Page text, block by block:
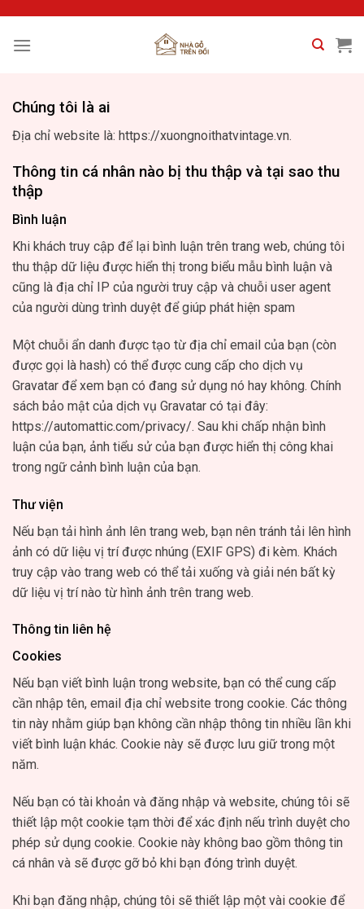
content
Chúng tôi là ai
Địa chỉ website là: https://xuongnoithatvintage.vn.
Thông tin cá nhân nào bị thu thập và tại sao thu
thập
Bình luận
Khi khách truy cập để lại bình luận trên trang web, chúng tôi
thu thập dữ liệu được hiển thị trong biểu mẫu bình luận và
cũng là địa chỉ IP của người truy cập và chuỗi user agent
của người dùng trình duyệt để giúp phát hiện spam
Một chuỗi ẩn danh được tạo từ địa chỉ email của bạn (còn
được gọi là hash) có thể được cung cấp cho dịch vụ
Gravatar để xem bạn có đang sử dụng nó hay không. Chính
sách bảo mật của dịch vụ Gravatar có tại đây:
https://automattic.com/privacy/. Sau khi chấp nhận bình
luận của bạn, ảnh tiểu sử của bạn được hiển thị công khai
trong ngữ cảnh bình luận của bạn.
Thư viện
Nếu bạn tải hình ảnh lên trang web, bạn nên tránh tải lên hình
ảnh có dữ liệu vị trí được nhúng (EXIF GPS) đi kèm. Khách
truy cập vào trang web có thể tải xuống và giải nén bất kỳ
dữ liệu vị trí nào từ hình ảnh trên trang web.
Thông tin liên hệ
Cookies
Nếu bạn viết bình luận trong website, bạn có thể cung cấp
cần nhập tên, email địa chỉ website trong cookie. Các thông
tin này nhằm giúp bạn không cần nhập thông tin nhiều lần khi
viết bình luận khác. Cookie này sẽ được lưu giữ trong một
năm.
Nếu bạn có tài khoản và đăng nhập và website, chúng tôi sẽ
thiết lập một cookie tạm thời để xác định nếu trình duyệt cho
phép sử dụng cookie. Cookie này không bao gồm thông tin
cá nhân và sẽ được gỡ bỏ khi bạn đóng trình duyệt.
Khi bạn đăng nhập, chúng tôi sẽ thiết lập một vài cookie để